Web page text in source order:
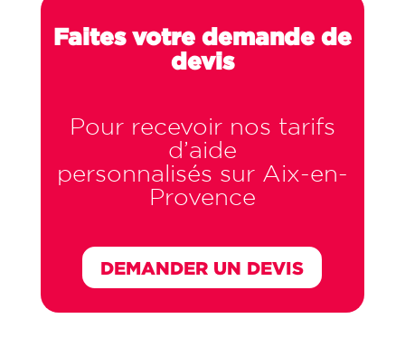
Faites votre demande de
devis
Pour recevoir nos tarifs
d’aide
personnalisés sur Aix-en-
Provence
DEMANDER UN DEVIS